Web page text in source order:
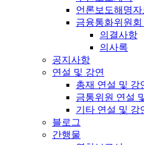
언론보도해명자
금융통화위원
의결사항
의사록
공지사항
연설 및 강연
총재 연설 및 강
금통위원 연설
기타 연설 및 강
블로그
간행물